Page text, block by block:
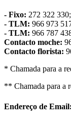
- Fixo: 272 322
- TLM: 966 973
- TLM: 966 787
Contacto moche:
Contacto florista:
* Chamada para a
** Chamada para a
Endereço de Email: